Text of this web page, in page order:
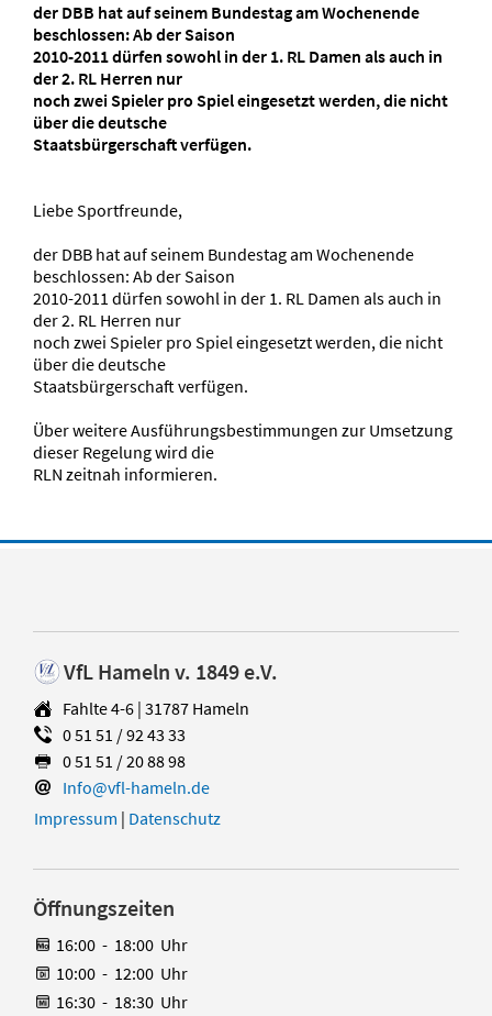
der DBB hat auf seinem Bundestag am Wochenende
beschlossen: Ab der Saison
2010-2011 dürfen sowohl in der 1. RL Damen als auch in
der 2. RL Herren nur
noch zwei Spieler pro Spiel eingesetzt werden, die nicht
über die deutsche
Staatsbürgerschaft verfügen.
Liebe Sportfreunde,
der DBB hat auf seinem Bundestag am Wochenende
beschlossen: Ab der Saison
2010-2011 dürfen sowohl in der 1. RL Damen als auch in
der 2. RL Herren nur
noch zwei Spieler pro Spiel eingesetzt werden, die nicht
über die deutsche
Staatsbürgerschaft verfügen.
Über weitere Ausführungsbestimmungen zur Umsetzung
dieser Regelung wird die
RLN zeitnah informieren.
VfL Hameln v. 1849 e.V.
Fahlte 4-6 | 31787 Hameln
0 51 51 / 92 43 33
0 51 51 / 20 88 98
Info@vfl-hameln.de
Impressum | Datenschutz
Öffnungszeiten
16:00 - 18:00 Uhr
10:00 - 12:00 Uhr
16:30 - 18:30 Uhr